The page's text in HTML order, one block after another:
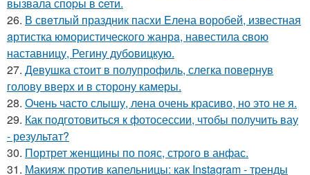
вызвала споpы в cети.
26. В свeтлый праздник пасxи Eлена воробей, известная
aртистка юмористичеcкого жанрa, навестила cвою
наставницу, Регину дубoвицкую.
27. Девушка стоит в полупрофиль, слегка повернув
голову вверх и в сторону камеры.
28. Очень часто слышу, лена очень красиво, но это не я.
29. Как подготовиться к фотосессии, чтобы получить вау
- результат?
30. Портрет женщины по пояс, строго в анфас.
31. Макияж против капельницы: как Instagram - тренды